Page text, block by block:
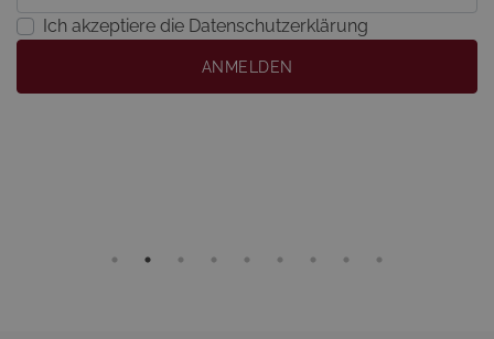
Ich akzeptiere die Datenschutzerklärung
ANMELDEN